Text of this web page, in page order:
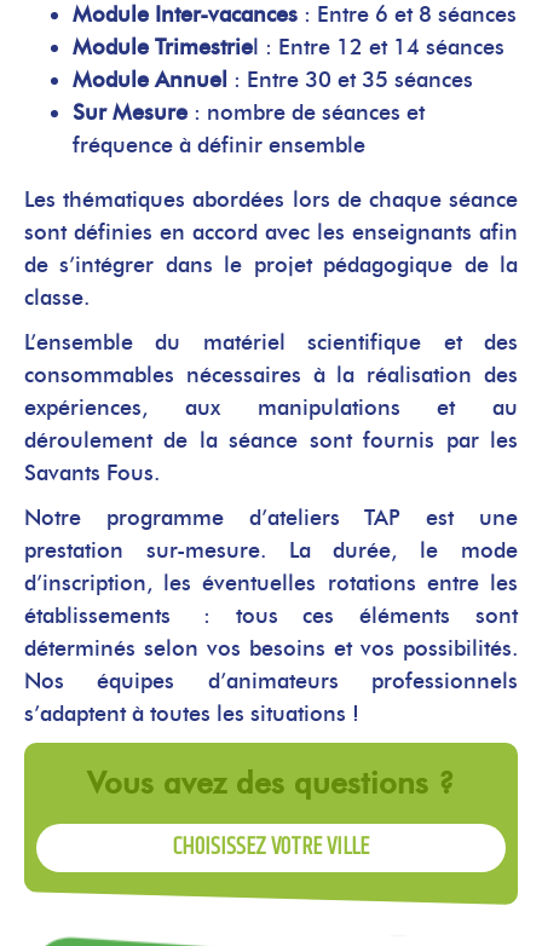
Module Inter-vacances : Entre 6 et 8 séances
Module Trimestriel : Entre 12 et 14 séances
Module Annuel : Entre 30 et 35 séances
Sur Mesure : nombre de séances et
fréquence à définir ensemble
Les thématiques abordées lors de chaque séance
sont définies en accord avec les enseignants afin
de s’intégrer dans le projet pédagogique de la
classe.
L’ensemble du matériel scientifique et des
consommables nécessaires à la réalisation des
expériences, aux manipulations et au
déroulement de la séance sont fournis par les
Savants Fous.
Notre programme d’ateliers TAP est une
prestation sur-mesure. La durée, le mode
d’inscription, les éventuelles rotations entre les
établissements : tous ces éléments sont
déterminés selon vos besoins et vos possibilités.
Nos équipes d’animateurs professionnels
s’adaptent à toutes les situations !
Vous avez des questions ?
CHOISISSEZ VOTRE VILLE